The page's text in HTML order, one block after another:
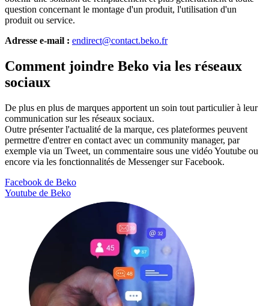
question concernant le montage d'un produit, l'utilisation d'un
produit ou service.
Adresse e-mail : endirect@contact.beko.fr
Comment joindre Beko via les réseaux
sociaux
De plus en plus de marques apportent un soin tout particulier à leur
communication sur les réseaux sociaux.
Outre présenter l'actualité de la marque, ces plateformes peuvent
permettre d'entrer en contact avec un community manager, par
exemple via un Tweet, un commentaire sous une vidéo Youtube ou
encore via les fonctionnalités de Messenger sur Facebook.
Facebook de Beko
Youtube de Beko